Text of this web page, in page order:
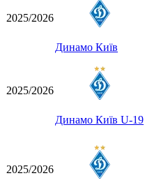
2025/2026
Динамо Київ
2025/2026
Динамо Київ U-19
2025/2026